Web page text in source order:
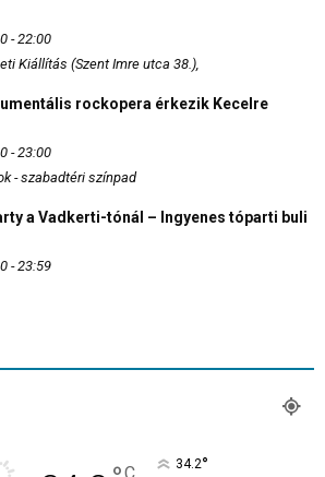
- 22:00
Kiállítás (Szent Imre utca 38.),
rockopera érkezik Kecelre
- 23:00
- szabadtéri színpad
a Vadkerti-tónál – Ingyenes tóparti buli
- 23:59
C 34.2°